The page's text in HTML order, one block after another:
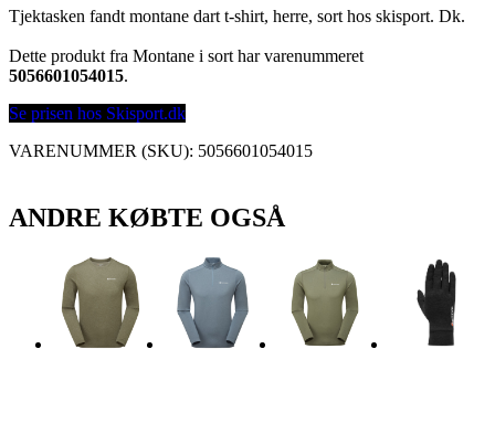
Tjektasken fandt montane dart t-shirt, herre, sort hos skisport. Dk.
Dette produkt fra Montane i sort har varenummeret
5056601054015.
Se prisen hos Skisport.dk
VARENUMMER (SKU): 5056601054015
ANDRE KØBTE OGSÅ